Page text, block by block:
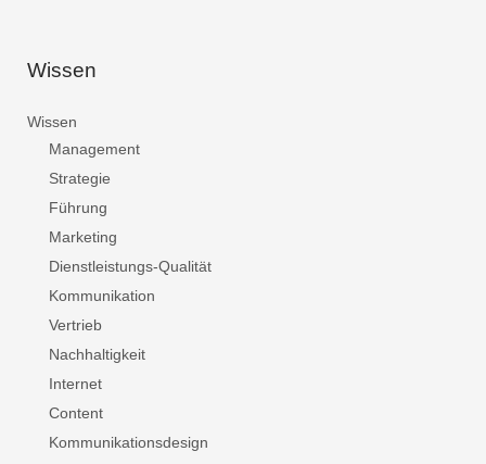
Wissen
Wissen
Management
Strategie
Führung
Marketing
Dienstleistungs-Qualität
Kommunikation
Vertrieb
Nachhaltigkeit
Internet
Content
Kommunikationsdesign